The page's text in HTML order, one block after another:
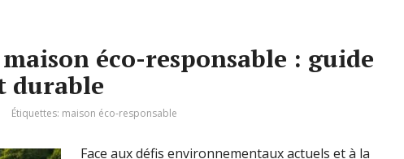
éco-responsable : guide
durable
Étiquettes: maison éco-responsable
Face aux défis environnementaux actuels et à la